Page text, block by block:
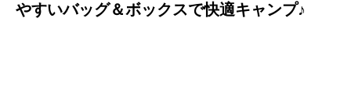
やすいバッグ＆ボックスで快適キャンプ♪